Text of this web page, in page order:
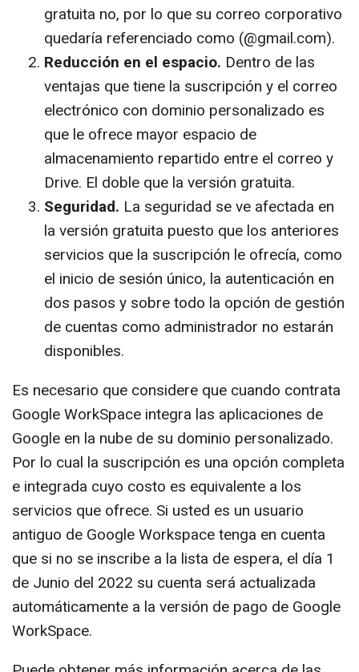
gratuita no, por lo que su correo corporativo
quedaría referenciado como (@gmail.com).
Reducción en el espacio. Dentro de las
ventajas que tiene la suscripción y el correo
electrónico con dominio personalizado es
que le ofrece mayor espacio de
almacenamiento repartido entre el correo y
Drive. El doble que la versión gratuita.
Seguridad. La seguridad se ve afectada en
la versión gratuita puesto que los anteriores
servicios que la suscripción le ofrecía, como
el inicio de sesión único, la autenticación en
dos pasos y sobre todo la opción de gestión
de cuentas como administrador no estarán
disponibles.
Es necesario que considere que cuando contrata
Google WorkSpace integra las aplicaciones de
Google en la nube de su dominio personalizado.
Por lo cual la suscripción es una opción completa
e integrada cuyo costo es equivalente a los
servicios que ofrece. Si usted es un usuario
antiguo de Google Workspace tenga en cuenta
que si no se inscribe a la lista de espera, el día 1
de Junio del 2022 su cuenta será actualizada
automáticamente a la versión de pago de Google
WorkSpace.